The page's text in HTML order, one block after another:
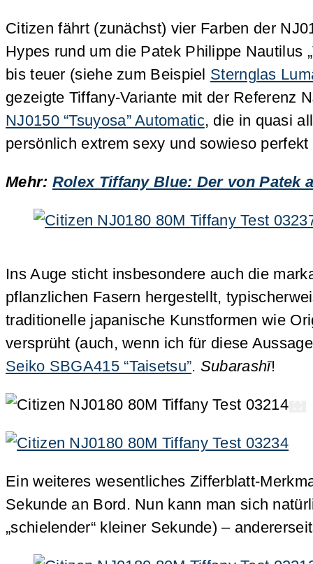
Citizen fährt (zunächst) vier Farben der
Hypes rund um die Patek Philippe Nautilus
bis teuer (siehe zum Beispiel Sternglas
gezeigte Tiffany-Variante mit der Referenz
NJ0150 “Tsuyosa” Automatic, die in quasi
persönlich extrem sexy und sowieso
Mehr: Rolex Tiffany Blue: Der von Patek
Ins Auge sticht insbesondere auch die
pflanzlichen Fasern hergestellt,
traditionelle japanische Kunstformen wie
versprüht (auch, wenn ich für diese
Seiko SBGA415 “Taisetsu”. Subarashī!
Ein weiteres wesentliches Zifferblatt-
Sekunde an Bord. Nun kann man sich
„schielender“ kleiner Sekunde) –